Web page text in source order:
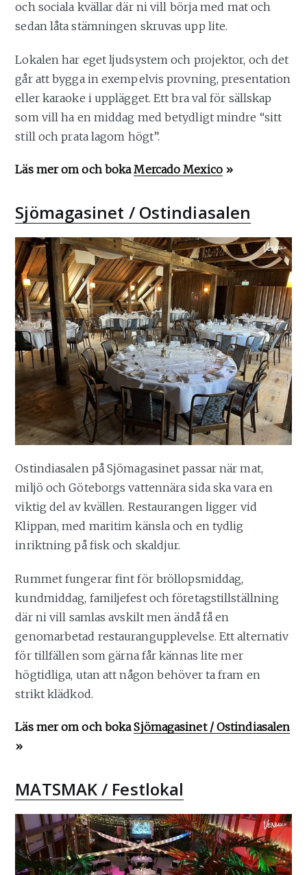
och sociala kvällar där ni vill börja med mat och
sedan låta stämningen skruvas upp lite.
Lokalen har eget ljudsystem och projektor, och det
går att bygga in exempelvis provning, presentation
eller karaoke i upplägget. Ett bra val för sällskap
som vill ha en middag med betydligt mindre “sitt
still och prata lagom högt”.
Läs mer om och bokaMercado Mexico»
Sjömagasinet / Ostindiasalen
Ostindiasalen på Sjömagasinet passar när mat,
miljö och Göteborgs vattennära sida ska vara en
viktig del av kvällen. Restaurangen ligger vid
Klippan, med maritim känsla och en tydlig
inriktning på fisk och skaldjur.
Rummet fungerar fint för bröllopsmiddag,
kundmiddag, familjefest och företagstillställning
där ni vill samlas avskilt men ändå få en
genomarbetad restaurangupplevelse. Ett alternativ
för tillfällen som gärna får kännas lite mer
högtidliga, utan att någon behöver ta fram en
strikt klädkod.
Läs mer om och bokaSjömagasinet / Ostindiasalen
»
MATSMAK / Festlokal